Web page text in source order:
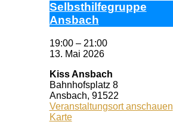
Selbst­hil­fe­grup­pe
Ans­bach
19:00 – 21:00
13. Mai 2026
Kiss Ansbach
Bahnhofsplatz 8
Ansbach, 91522
Veranstaltungsort anschauen
KarteKiss